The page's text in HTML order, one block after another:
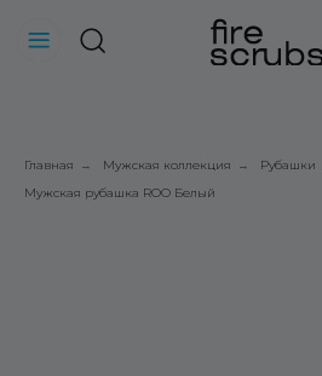
Главная → Мужская коллекция → Рубашки
Мужская рубашка ROO Белый